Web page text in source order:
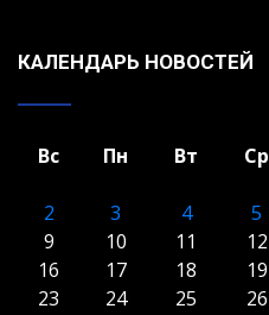
КАЛЕНДАРЬ НОВОСТЕЙ
Вс Пн Вт Ср
2
3 4 5
9
10 11 12
16
17 18 19
23
24 25 26